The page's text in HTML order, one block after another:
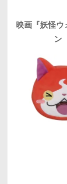
映画『妖怪ウ
ン